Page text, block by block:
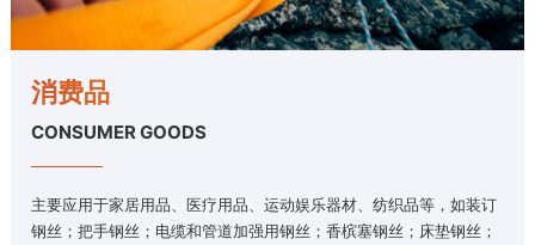
消费品
CONSUMER GOODS
主要应用于家居用品、医疗用品、运动娱乐器材、纺织品等，如装订
钢丝；把手钢丝；电缆和管道加强用钢丝；香槟塞钢丝；床垫钢丝；